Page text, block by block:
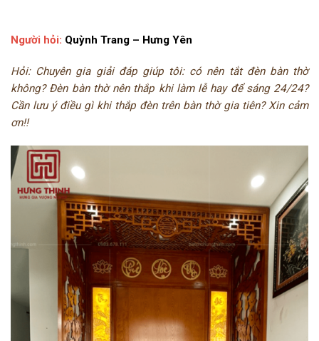
Người hỏi: Quỳnh Trang – Hưng Yên
Hỏi: Chuyên gia giải đáp giúp tôi: có nên tắt đèn bàn thờ
không? Đèn bàn thờ nên thắp khi làm lễ hay để sáng 24/24?
Cần lưu ý điều gì khi thắp đèn trên bàn thờ gia tiên? Xin cảm
ơn!!